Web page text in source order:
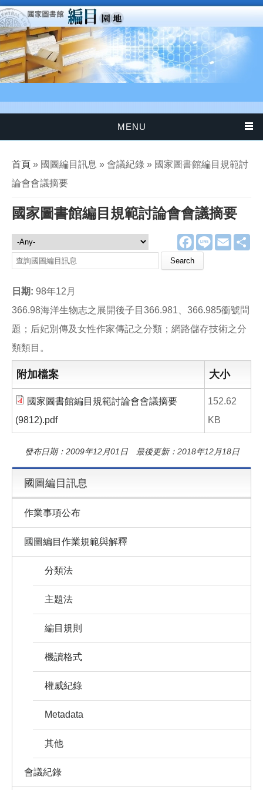
移至主內容
MENU
您在這裡
首頁 » 國圖編目訊息 » 會議紀錄 » 國家圖書館編目規範討
論會會議摘要
國家圖書館編目規範討論會會議摘要
F
a
e
k
L
E
m
國圖編目訊息
Search this site
日期: 98年12月
366.98海洋生物志之展開後子目366.981、366.985衝號問
題；后妃別傳及女性作家傳記之分類；網路儲存技術之分
類類目。
附加檔案 大小
國家圖書館編目規範討論會會議摘要
(9812).pdf
152.62
KB
發布日期：2009年12月01日 最後更新：2018年12月18日
國圖編目訊息
作業事項公布
國圖編目作業規範與解釋
分類法
主題法
編目規則
機讀格式
權威紀錄
Metadata
其他
會議紀錄